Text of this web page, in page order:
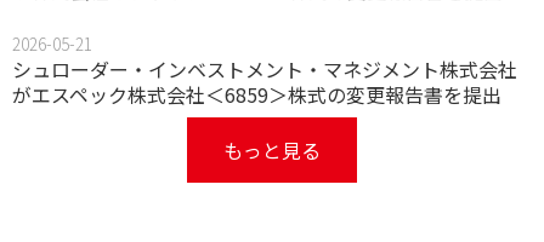
2026-05-21
シュローダー・インベストメント・マネジメント株式会社
がエスペック株式会社＜6859＞株式の変更報告書を提出
もっと見る